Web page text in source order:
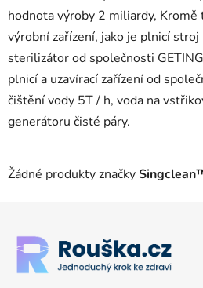
hodnota výroby 2 miliardy, Kromě
výrobní zařízení, jako je plnicí stroj
sterilizátor od společnosti
plnicí a uzavírací zařízení od
čištění vody 5T / h, voda na
generátoru čisté páry.
Žádné produkty značky